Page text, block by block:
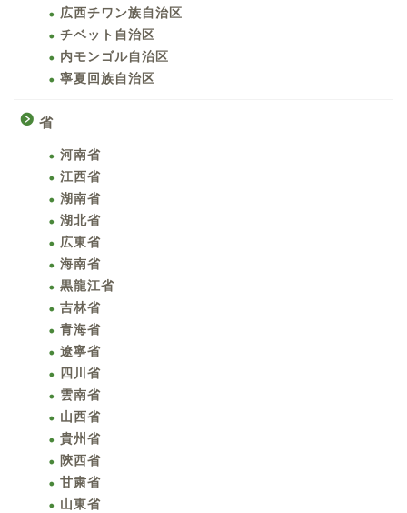
広西チワン族自治区
チベット自治区
内モンゴル自治区
寧夏回族自治区
省
河南省
江西省
湖南省
湖北省
広東省
海南省
黒龍江省
吉林省
青海省
遼寧省
四川省
雲南省
山西省
貴州省
陝西省
甘粛省
山東省